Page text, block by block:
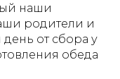
наши
родители и
от сбора у
обеда